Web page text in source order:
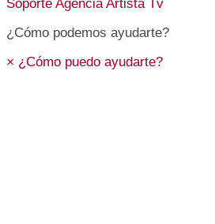
Soporte Agencia Artista Tv
¿Cómo podemos ayudarte?
× ¿Cómo puedo ayudarte?